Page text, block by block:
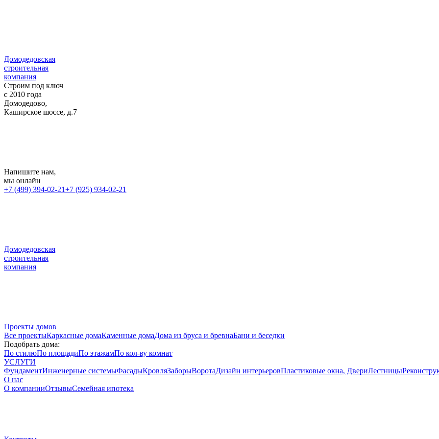
Домодедовская
строительная
компания
Строим под ключ
с 2010 года
Домодедово,
Каширское шоссе, д.7
Напишите нам,
мы онлайн
+7 (499) 394-02-21+7 (925) 934-02-21
Домодедовская
строительная
компания
Проекты домов
Все проектыКаркасные домаКаменные домаДома из бруса и бревнаБани и беседки
Подобрать дома:
По стилюПо площадиПо этажамПо кол-ву комнат
УСЛУГИ
ФундаментИнженерные системыФасадыКровляЗаборыВоротаДизайн интерьеровПластиковые окна, ДвериЛестницы
О нас
О компанииОтзывыСемейная ипотека